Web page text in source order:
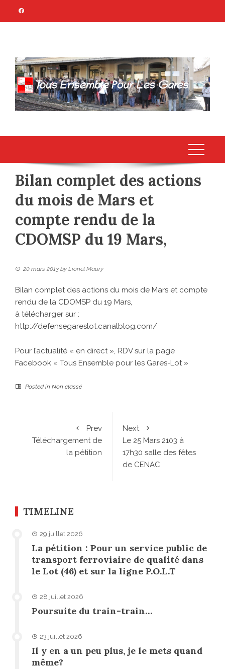
TOUS ENSEMBLE
POUR LES GARES
Association Citoyenne
Bilan complet des actions
du mois de Mars et
compte rendu de la
CDOMSP du 19 Mars,
20 mars 2013 by Lionel Maury
Bilan complet des actions du mois de Mars et compte
rendu de la CDOMSP du 19 Mars,
à télécharger sur :
http://defensegareslot.canalblog.com/
Pour l’actualité « en direct », RDV sur la page
Facebook « Tous Ensemble pour les Gares-Lot »
Posted in Non classé
Prev
Téléchargement de
la pétition
Next
Le 25 Mars 2103 à
17h30 salle des fêtes
de CENAC
TIMELINE
29 juillet 2026
La pétition : Pour un service public de
transport ferroviaire de qualité dans
le Lot (46) et sur la ligne P.O.L.T
28 juillet 2026
Poursuite du train-train…
23 juillet 2026
Il y en a un peu plus, je le mets quand
même?